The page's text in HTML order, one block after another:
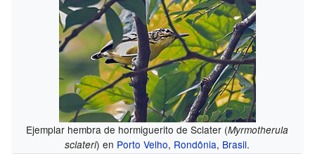
Ejemplar hembra de hormiguerito de Sclater (Myrmotherula
sclateri) en Porto Velho, Rondônia, Brasil.